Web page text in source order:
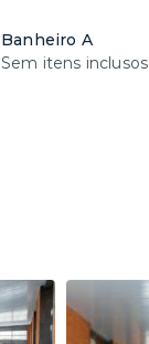
Banheiro A
Sem itens inclusos